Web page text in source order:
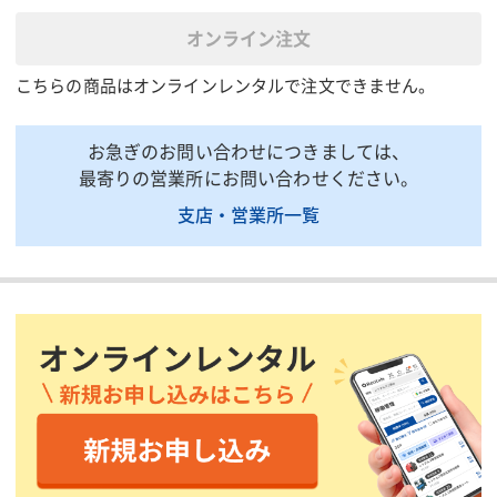
電気ドリル 無負荷回転数
最大穴あけ能力(mm)
φ10
最大ストローク長(mm)
100
丸型φ105
10
(N{kgf})
全長(mm)
290
全高(mm)
296
電源コード(m)
1.6
質量(kg)
8
オンライン注文
こちらの商品はオンラインレンタルで注文できません。
お急ぎのお問い合わせにつきましては、
最寄りの営業所にお問い合わせください。
支店・営業所一覧